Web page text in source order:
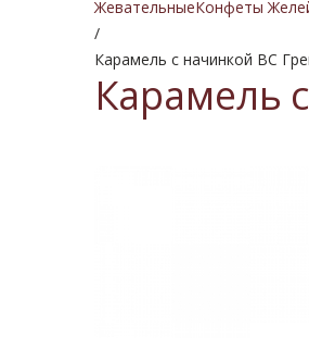
ЖевательныеКонфеты
/
Карамель с начинкой ВС
Карамель